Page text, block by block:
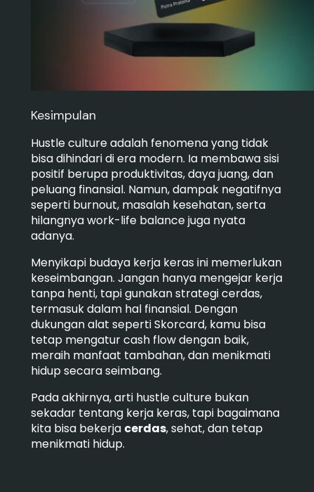
Kesimpulan
Hustle culture adalah fenomena yang tidak
bisa dihindari di era modern. Ia membawa sisi
positif berupa produktivitas, daya juang, dan
peluang finansial. Namun, dampak negatifnya
seperti burnout, masalah kesehatan, serta
hilangnya work-life balance juga nyata
adanya.
Menyikapi budaya kerja keras ini memerlukan
keseimbangan. Jangan hanya mengejar kerja
tanpa henti, tapi gunakan strategi cerdas,
termasuk dalam hal finansial. Dengan
dukungan alat seperti Skorcard, kamu bisa
tetap mengatur cash flow dengan baik,
meraih manfaat tambahan, dan menikmati
hidup secara seimbang.
Pada akhirnya, arti hustle culture bukan
sekadar tentang kerja keras, tapi bagaimana
kita bisa bekerja cerdas, sehat, dan tetap
menikmati hidup.